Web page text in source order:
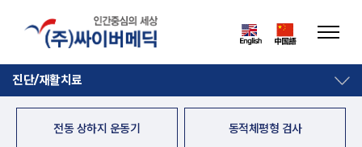
진단/재활치료
전동 상하지 운동기 동적체평형 검사